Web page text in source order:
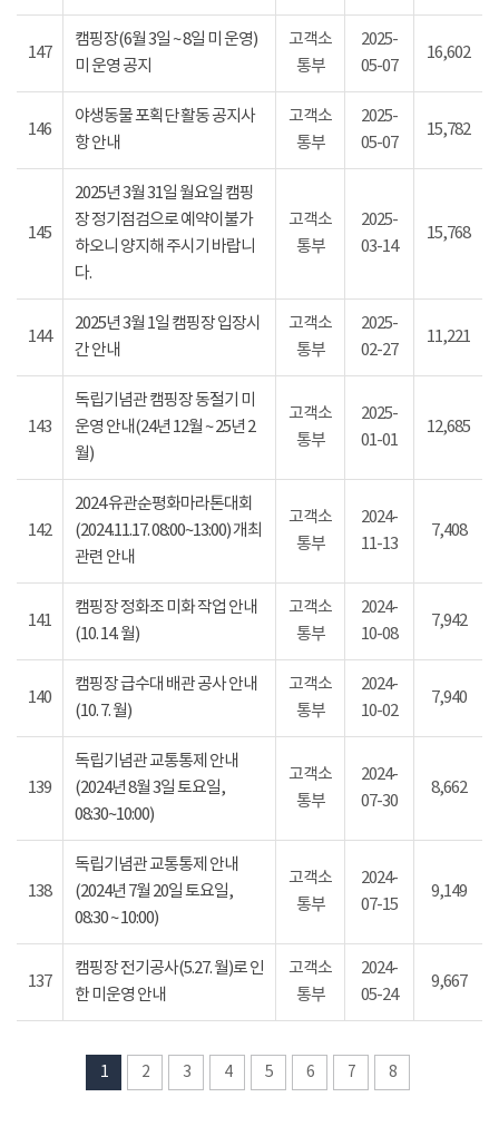
147
캠핑장(6월 3일 ~ 8일 미 운영)
미 운영 공지
고객소
통부
2025-
05-07
16,602
146
야생동물 포획단 활동 공지사
항 안내
고객소
통부
2025-
05-07
15,782
145
2025년 3월 31일 월요일 캠핑
장 정기점검으로 예약이불가
하오니 양지해 주시기 바랍니
다.
고객소
통부
2025-
03-14
15,768
144
2025년 3월 1일 캠핑장 입장시
간 안내
고객소
통부
2025-
02-27
11,221
143
독립기념관 캠핑장 동절기 미
운영 안내(24년 12월 ~ 25년 2
월)
고객소
통부
2025-
01-01
12,685
142
2024 유관순평화마라톤대회
(2024.11.17. 08:00~13:00) 개최
관련 안내
고객소
통부
2024-
11-13
7,408
141
캠핑장 정화조 미화 작업 안내
(10. 14. 월)
고객소
통부
2024-
10-08
7,942
140
캠핑장 급수대 배관 공사 안내
(10. 7. 월)
고객소
통부
2024-
10-02
7,940
139
독립기념관 교통통제 안내
(2024년 8월 3일 토요일,
08:30~10:00)
고객소
통부
2024-
07-30
8,662
138
독립기념관 교통통제 안내
(2024년 7월 20일 토요일,
08:30 ~ 10:00)
고객소
통부
2024-
07-15
9,149
137
캠핑장 전기공사(5.27. 월)로 인
한 미운영 안내
고객소
통부
2024-
05-24
9,667
1 2 3 4 5 6 7 8